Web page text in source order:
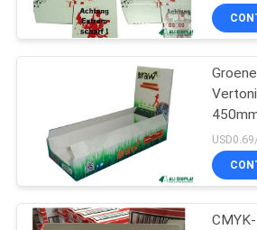
zelfklevend
etiketsticker
Vakjes